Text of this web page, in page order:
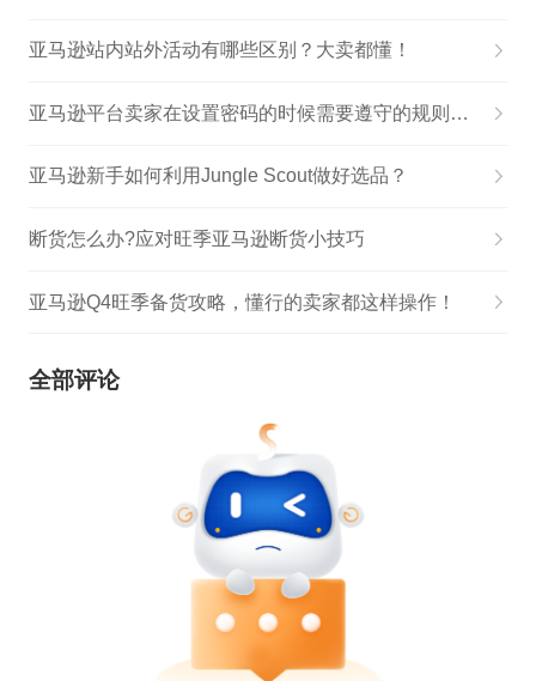
亚马逊站内站外活动有哪些区别？大卖都懂！
亚马逊平台卖家在设置密码的时候需要遵守的规则有哪些？
亚马逊新手如何利用Jungle Scout做好选品？
断货怎么办?应对旺季亚马逊断货小技巧
亚马逊Q4旺季备货攻略，懂行的卖家都这样操作！
全部评论